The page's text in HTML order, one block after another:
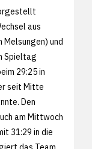
aus
Melsungen) und
Spieltag
29:25 in
seit Mitte
Den
am Mittwoch
31:29 in die